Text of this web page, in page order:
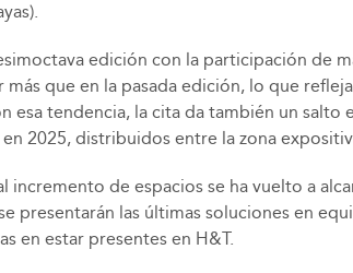
edición con la participación de
más que en la pasada edición, lo que
esa tendencia, la cita da también un
2025, distribuidos entre la zona
incremento de espacios se ha vuelto a
presentarán las últimas soluciones en
en estar presentes en H&T.